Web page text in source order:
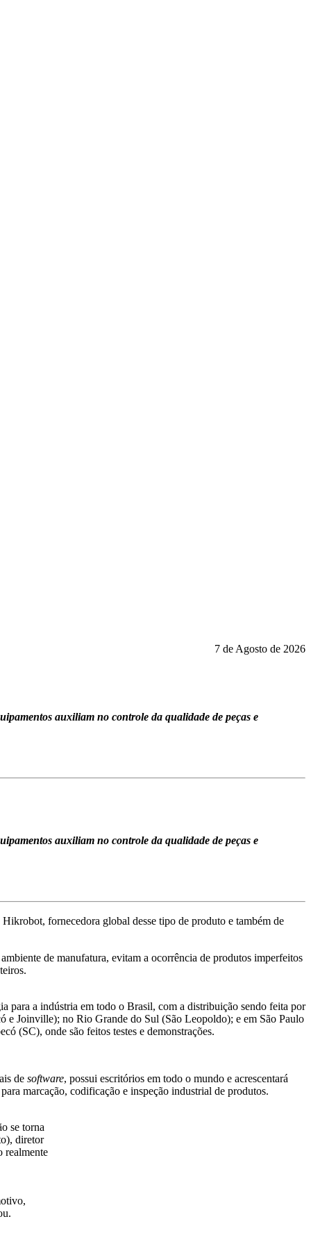
7 de Agosto de 2026
auxiliam no controle da qualidade de peças e
auxiliam no controle da qualidade de peças e
fornecedora global desse tipo de produto e também de
de manufatura, evitam a ocorrência de produtos imperfeitos
para a indústria em todo o Brasil, com a distribuição sendo feita por
e Joinville); no Rio Grande do Sul (São Leopoldo); e em São Paulo
(SC), onde são feitos testes e demonstrações.
de software, possui escritórios em todo o mundo e acrescentará
marcação, codificação e inspeção industrial de produtos.
se torna
diretor
realmente